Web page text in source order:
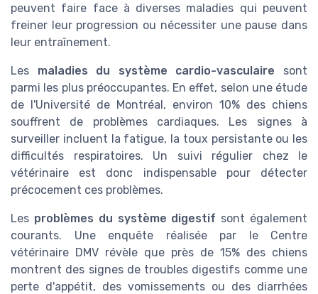
peuvent faire face à diverses maladies qui peuvent
freiner leur progression ou nécessiter une pause dans
leur entraînement.
Les maladies du système cardio-vasculaire sont
parmi les plus préoccupantes. En effet, selon une étude
de l'Université de Montréal, environ 10% des chiens
souffrent de problèmes cardiaques. Les signes à
surveiller incluent la fatigue, la toux persistante ou les
difficultés respiratoires. Un suivi régulier chez le
vétérinaire est donc indispensable pour détecter
précocement ces problèmes.
Les problèmes du système digestif sont également
courants. Une enquête réalisée par le Centre
vétérinaire DMV révèle que près de 15% des chiens
montrent des signes de troubles digestifs comme une
perte d'appétit, des vomissements ou des diarrhées